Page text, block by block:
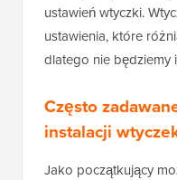
ustawień wtyczki.
ustawienia, które
dlatego nie będziemy
Często
instalacji
Jako początkujący